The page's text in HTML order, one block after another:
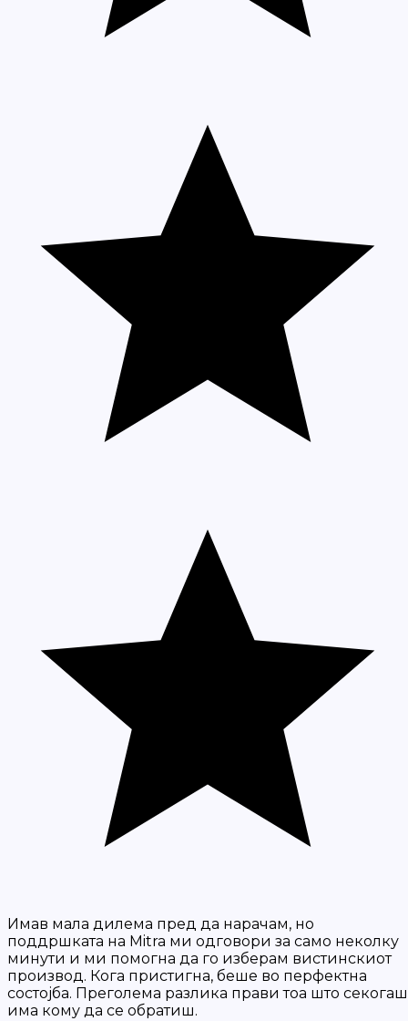
Имав мала дилема пред да нарачам, но
поддршката на Mitra ми одговори за само неколку
минути и ми помогна да го изберам вистинскиот
производ. Кога пристигна, беше во перфектна
состојба. Преголема разлика прави тоа што секогаш
има кому да се обратиш.